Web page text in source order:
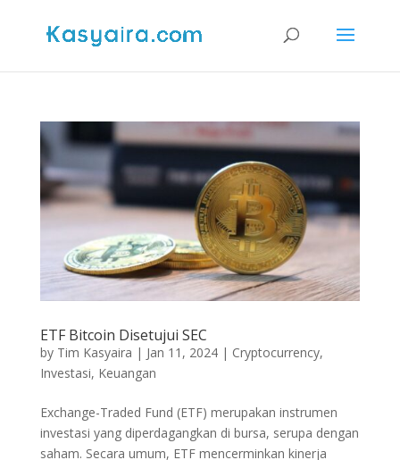
ETF Bitcoin Disetujui SEC
by Tim Kasyaira | Jan 11, 2024| Cryptocurrency,
Investasi, Keuangan
Exchange-Traded Fund (ETF) merupakan instrumen
investasi yang diperdagangkan di bursa, serupa dengan
saham. Secara umum, ETF mencerminkan kinerja